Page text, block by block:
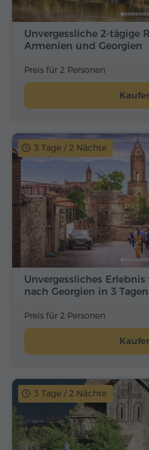
Unvergessliche 2-tägige
Armenien und Georgien
Preis für 2 Personen
3 Tage / 2 Nächte
Unvergessliches
nach Georgien in 3 Tagen
Preis für 2 Personen
3 Tage / 2 Nächte